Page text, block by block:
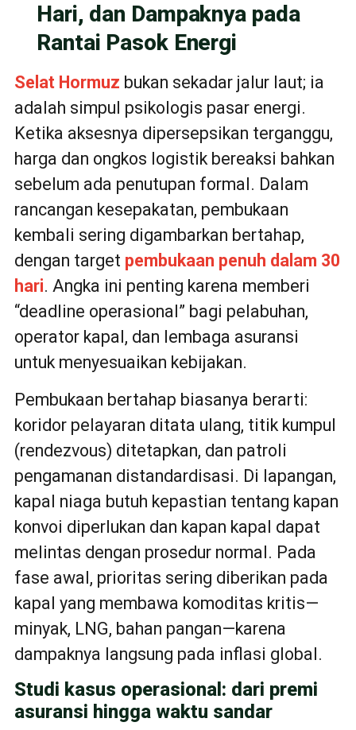
Hari, dan Dampaknya pada
Rantai Pasok Energi
Selat Hormuz bukan sekadar jalur laut; ia
adalah simpul psikologis pasar energi.
Ketika aksesnya dipersepsikan terganggu,
harga dan ongkos logistik bereaksi bahkan
sebelum ada penutupan formal. Dalam
rancangan kesepakatan, pembukaan
kembali sering digambarkan bertahap,
dengan target pembukaan penuh dalam 30
hari. Angka ini penting karena memberi
“deadline operasional” bagi pelabuhan,
operator kapal, dan lembaga asuransi
untuk menyesuaikan kebijakan.
Pembukaan bertahap biasanya berarti:
koridor pelayaran ditata ulang, titik kumpul
(rendezvous) ditetapkan, dan patroli
pengamanan distandardisasi. Di lapangan,
kapal niaga butuh kepastian tentang kapan
konvoi diperlukan dan kapan kapal dapat
melintas dengan prosedur normal. Pada
fase awal, prioritas sering diberikan pada
kapal yang membawa komoditas kritis—
minyak, LNG, bahan pangan—karena
dampaknya langsung pada inflasi global.
Studi kasus operasional: dari premi
asuransi hingga waktu sandar